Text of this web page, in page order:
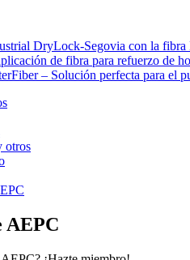
DryLock-Segovia con la
de fibra para refuerzo de
– Solución perfecta para el
otros
AEPC